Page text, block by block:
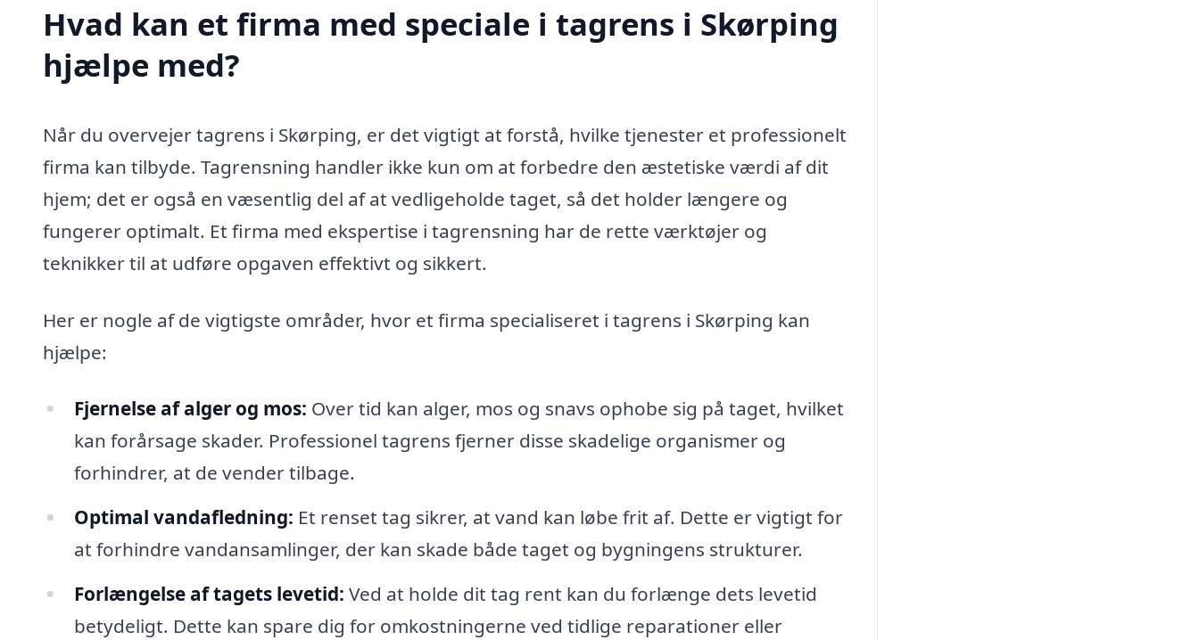
Hvad kan et firma med speciale i tagrens i Skørping
hjælpe med?
Når du overvejer tagrens i Skørping, er det vigtigt at forstå, hvilke tjenester et professionelt
firma kan tilbyde. Tagrensning handler ikke kun om at forbedre den æstetiske værdi af dit
hjem; det er også en væsentlig del af at vedligeholde taget, så det holder længere og
fungerer optimalt. Et firma med ekspertise i tagrensning har de rette værktøjer og
teknikker til at udføre opgaven effektivt og sikkert.
Her er nogle af de vigtigste områder, hvor et firma specialiseret i tagrens i Skørping kan
hjælpe:
Fjernelse af alger og mos: Over tid kan alger, mos og snavs ophobe sig på taget, hvilket
kan forårsage skader. Professionel tagrens fjerner disse skadelige organismer og
forhindrer, at de vender tilbage.
Optimal vandafledning: Et renset tag sikrer, at vand kan løbe frit af. Dette er vigtigt for
at forhindre vandansamlinger, der kan skade både taget og bygningens strukturer.
Forlængelse af tagets levetid: Ved at holde dit tag rent kan du forlænge dets levetid
betydeligt. Dette kan spare dig for omkostningerne ved tidlige reparationer eller